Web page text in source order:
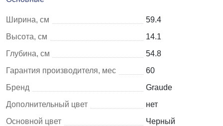
Ширина, см
59.4
Высота, см
14.1
Глубина, см
54.8
Гарантия производителя, мес
60
Бренд
Graude
Дополнительный цвет
нет
Основной цвет
Черный